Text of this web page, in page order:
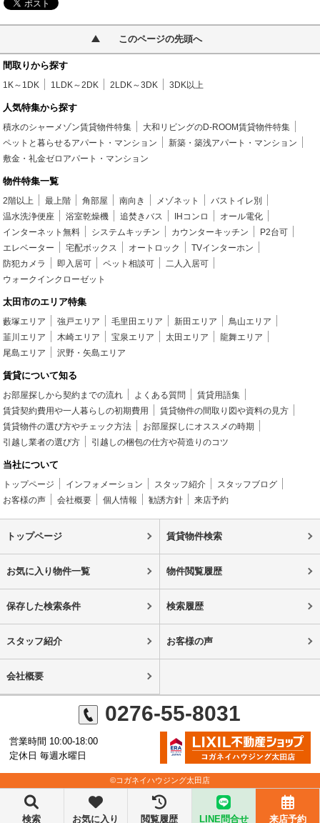
このページの先頭へ
間取りから探す
1K～1DK 1LDK～2DK 2LDK～3DK 3DK以上
人気特集から探す
積水のシャーメゾン賃貸物件特集
大和リビングのD-ROOM賃貸物件特集
ペットと暮らせるアパート・マンション
新築・築浅アパート・マンション
敷金・礼金ゼロアパート・マンション
物件特集一覧
2階以上 最上階 角部屋 南向き メゾネット
バストイレ別
温水洗浄便座
浴室乾燥機 追焚きバス IHコンロ
オール電化
インターネット無料
システムキッチン カウンターキッチン
P2台可
エレベーター
宅配ボックス オートロック
TVインターホン
防犯カメラ
即入居可 ペット相談可
二人入居可
ウォークインクローゼット
太田市のエリア特集
藪塚エリア 強戸エリア 毛里田エリア 新田エリア
鳥山エリア
韮川エリア
木崎エリア 宝泉エリア 太田エリア
龍舞エリア
尾島エリア
沢野・矢島エリア
賃貸について知る
お部屋探しから契約までの流れ よくある質問
賃貸用語集
賃貸契約費用や一人暮らしの初期費用
賃貸物件の間取り図や資料の見方
賃貸物件の選び方やチェック方法
お部屋探しにオススメの時期
引越し業者の選び方
引越しの梱包の仕方や荷造りのコツ
当社について
トップページ インフォメーション スタッフ紹介
スタッフブログ
お客様の声
会社概要 個人情報 勧誘方針 来店予約
トップページ 賃貸物件検索
お気に入り物件一覧 物件閲覧履歴
保存した検索条件 検索履歴
スタッフ紹介 お客様の声
会社概要
0276-55-8031
営業時間 10:00-18:00
定休日 毎週水曜日
©コガネイハウジング太田店
検索 お気に入り 閲覧履歴 LINE問合せ 来店予約